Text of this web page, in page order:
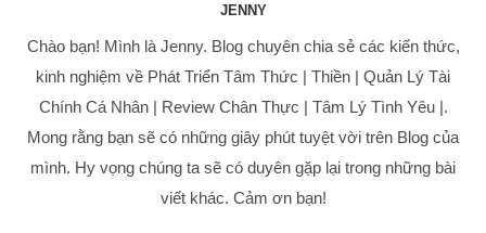
JENNY
Chào bạn! Mình là Jenny. Blog chuyên chia sẻ các kiến thức,
kinh nghiệm về Phát Triển Tâm Thức | Thiền | Quản Lý Tài
Chính Cá Nhân | Review Chân Thực | Tâm Lý Tình Yêu |.
Mong rằng bạn sẽ có những giây phút tuyệt vời trên Blog của
mình. Hy vọng chúng ta sẽ có duyên gặp lại trong những bài
viết khác. Cảm ơn bạn!